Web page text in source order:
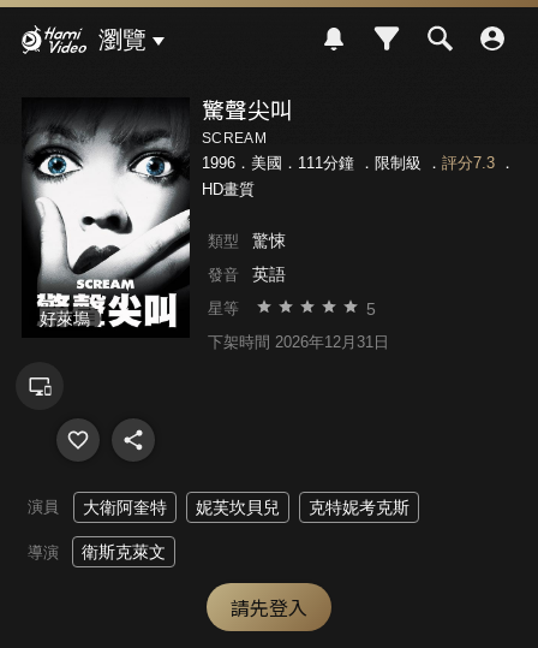
瀏覽
好萊塢
驚聲尖叫
SCREAM
1996．美國．111分鐘 ． 限制級 ． 評分7.3．
HD畫質
類型 驚悚
發音 英語
星等 5
下架時間 2026年12月31日
演員 大衛阿奎特 妮芙坎貝兒 克特妮考克斯
導演 衛斯克萊文
請先登入